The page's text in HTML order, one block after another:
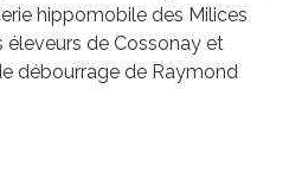
hippomobile des Milices
éleveurs de Cossonay et
débourrage de Raymond